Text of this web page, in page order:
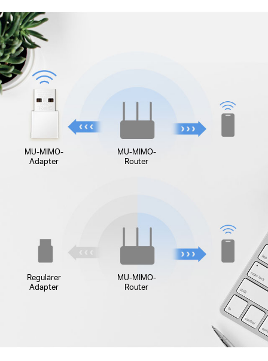
Regulärer
Adapter
MU-MIMO-
Router
MU-MIMO-
Adapter
MU-MIMO-
Router